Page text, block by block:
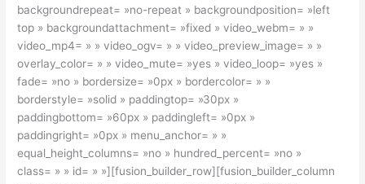
backgroundrepeat= »no-repeat » backgroundposition= »left
top » backgroundattachment= »fixed » video_webm= » »
video_mp4= » » video_ogv= » » video_preview_image= » »
overlay_color= » » video_mute= »yes » video_loop= »yes »
fade= »no » bordersize= »0px » bordercolor= » »
borderstyle= »solid » paddingtop= »30px »
paddingbottom= »60px » paddingleft= »0px »
paddingright= »0px » menu_anchor= » »
equal_height_columns= »no » hundred_percent= »no »
class= » » id= » »][fusion_builder_row][fusion_builder_column